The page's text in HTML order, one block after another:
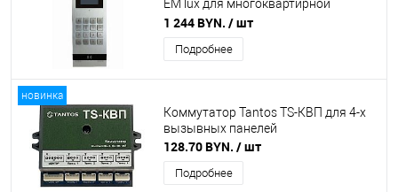
EM lux для многоквартирной
системы
1 244 BYN. / шт
Подробнее
новинка
Коммутатор Tantos TS-КВП для 4-х
вызывных панелей
128.70 BYN. / шт
Подробнее